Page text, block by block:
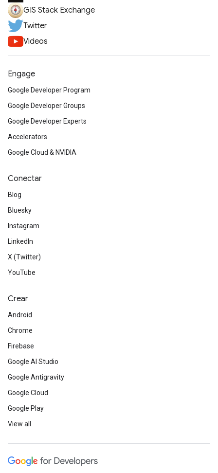
GIS Stack Exchange
Twitter
Videos
Engage
Google Developer Program
Google Developer Groups
Google Developer Experts
Accelerators
Google Cloud & NVIDIA
Conectar
Blog
Bluesky
Instagram
LinkedIn
X (Twitter)
YouTube
Crear
Android
Chrome
Firebase
Google AI Studio
Google Antigravity
Google Cloud
Google Play
View all